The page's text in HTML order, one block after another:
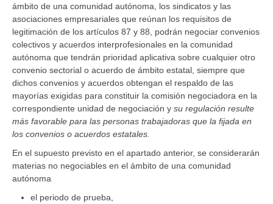
ámbito de una comunidad autónoma, los sindicatos y las
asociaciones empresariales que reúnan los requisitos de
legitimación de los artículos 87 y 88, podrán negociar convenios
colectivos y acuerdos interprofesionales en la comunidad
autónoma que tendrán prioridad aplicativa sobre cualquier otro
convenio sectorial o acuerdo de ámbito estatal, siempre que
dichos convenios y acuerdos obtengan el respaldo de las
mayorías exigidas para constituir la comisión negociadora en la
correspondiente unidad de negociación y su regulación resulte
más favorable para las personas trabajadoras que la fijada en
los convenios o acuerdos estatales.
En el supuesto previsto en el apartado anterior, se considerarán
materias no negociables en el ámbito de una comunidad
autónoma
el periodo de prueba,